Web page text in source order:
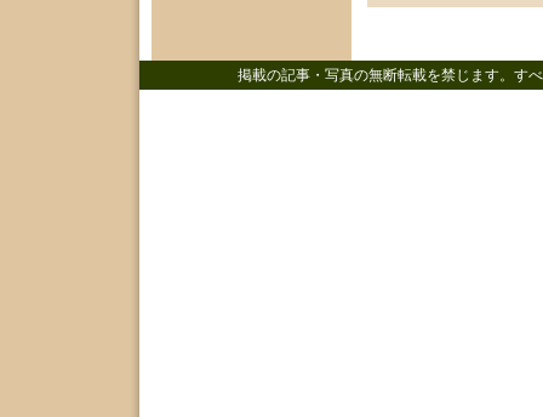
掲載の記事・写真の無断転載を禁じます。す